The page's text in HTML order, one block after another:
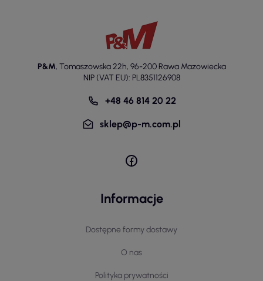
P&M, Tomaszowska 22h, 96-200 Rawa Mazowiecka
NIP (VAT EU): PL8351126908
+48 46 814 20 22
sklep@p-m.com.pl
Informacje
Dostępne formy dostawy
O nas
Polityka prywatności